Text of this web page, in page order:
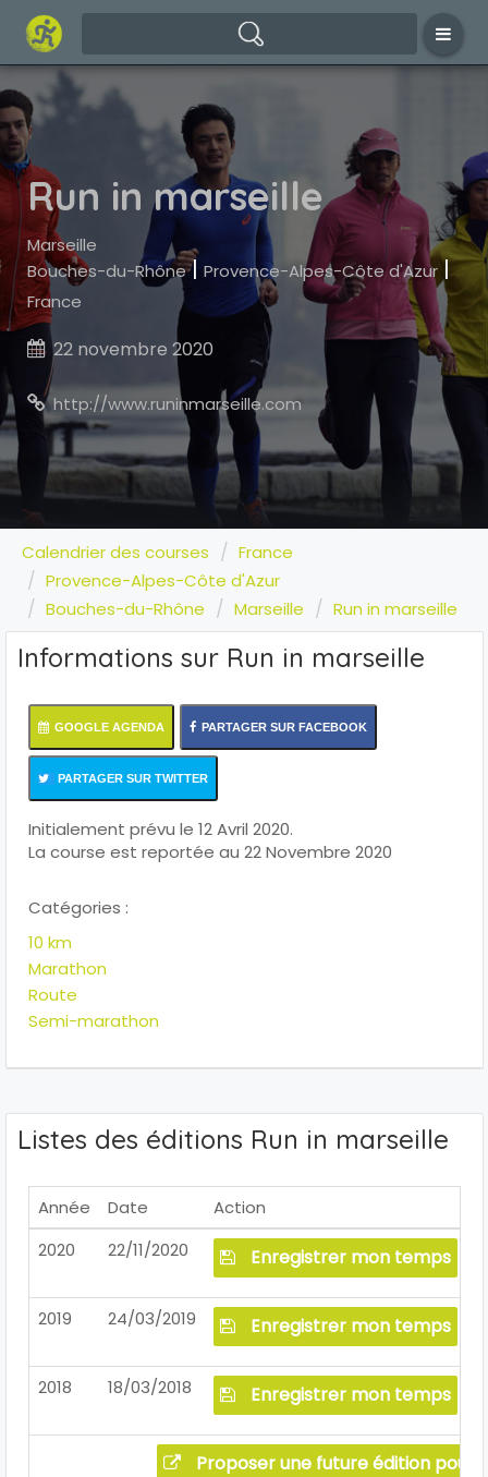
Run in marseille
Marseille
Bouches-du-Rhône| Provence-Alpes-Côte d'Azur|
France
22 novembre 2020
http://www.runinmarseille.com
Calendrier des courses
France
Provence-Alpes-Côte d'Azur
Bouches-du-Rhône
Marseille Run in marseille
Informations sur Run in marseille
GOOGLE AGENDA PARTAGER SUR FACEBOOK
PARTAGER SUR TWITTER
Initialement prévu le 12 Avril 2020.
La course est reportée au 22 Novembre 2020
Catégories :
10 km
Marathon
Route
Semi-marathon
Listes des éditions Run in marseille
Année Date
Action
2020
22/11/2020 Enregistrer mon temps
2019 24/03/2019 Enregistrer mon temps
2018 18/03/2018 Enregistrer mon temps
Proposer une future édition pour